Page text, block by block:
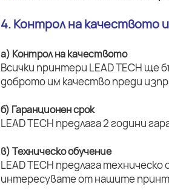
4. Контрол на качеството
а) Контрол на качеството
Всички принтери LEAD TECH ще
доброто им качество преди
б) Гаранционен срок
LEAD TECH предлага 2 години
в) Техническо обучение
LEAD TECH предлага
интересувате от нашите